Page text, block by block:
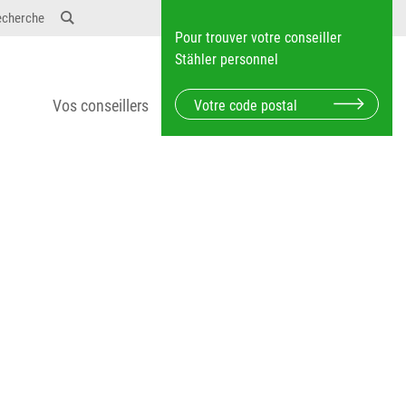
Pour trouver votre conseiller
Stähler personnel
Vos conseillers
Dosierungen: test 123 dfasdf asdfW134 245 34"